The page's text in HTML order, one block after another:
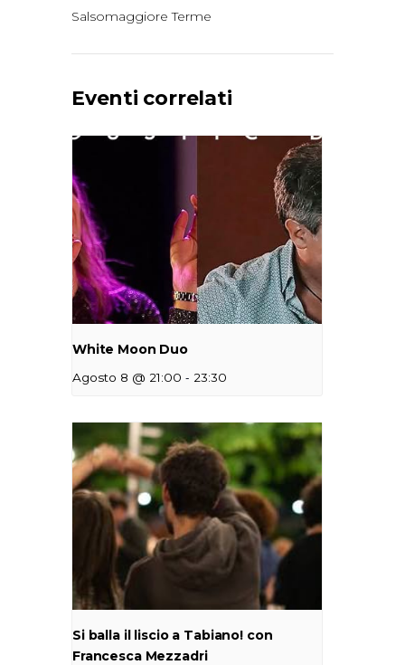
Salsomaggiore Terme
Eventi correlati
White Moon Duo
Agosto 8 @ 21:00 - 23:30
Si balla il liscio a Tabiano! con
Francesca Mezzadri